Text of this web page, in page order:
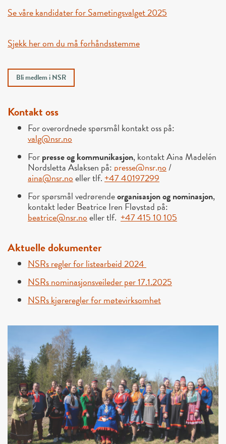
Se våre kandidater for Sametingsvalget 2025
Sjekk her om du må forhåndsstemme
Bli medlem i NSR
Kontakt oss
For overordnede spørsmål kontakt oss på:
valg@nsr.no
Forpresse og kommunikasjon, kontakt Aina Madelén
Nordsletta Aslaksen på: presse@nsr.no/
aina@nsr.noeller tlf.+47 40197299
For spørsmål vedrørendeorganisasjon og nominasjon,
kontakt leder Beatrice Iren Fløystad på:
beatrice@nsr.noeller tlf. +47 415 10 105
Aktuelle dokumenter
NSRs regler for listearbeid 2024
NSRs nominasjonsveileder per 17.1.2025
NSRs kjøreregler for møtevirksomhet